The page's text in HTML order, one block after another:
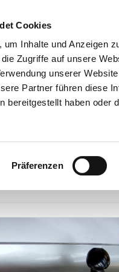
Cookies
Inhalte und Anzeigen
Zugriffe auf unsere
unserer
Partner führen diese
bereitgestellt haben oder
Präferenzen
0 44 89 - 92 34
uns im Haus,